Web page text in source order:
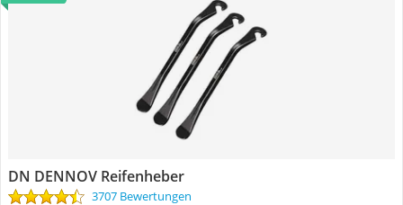
DN DENNOV Reifenheber
3707 Bewertungen